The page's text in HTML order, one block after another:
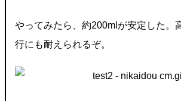
やってみたら、約200mlが安定した。
行にも耐えられるぞ。